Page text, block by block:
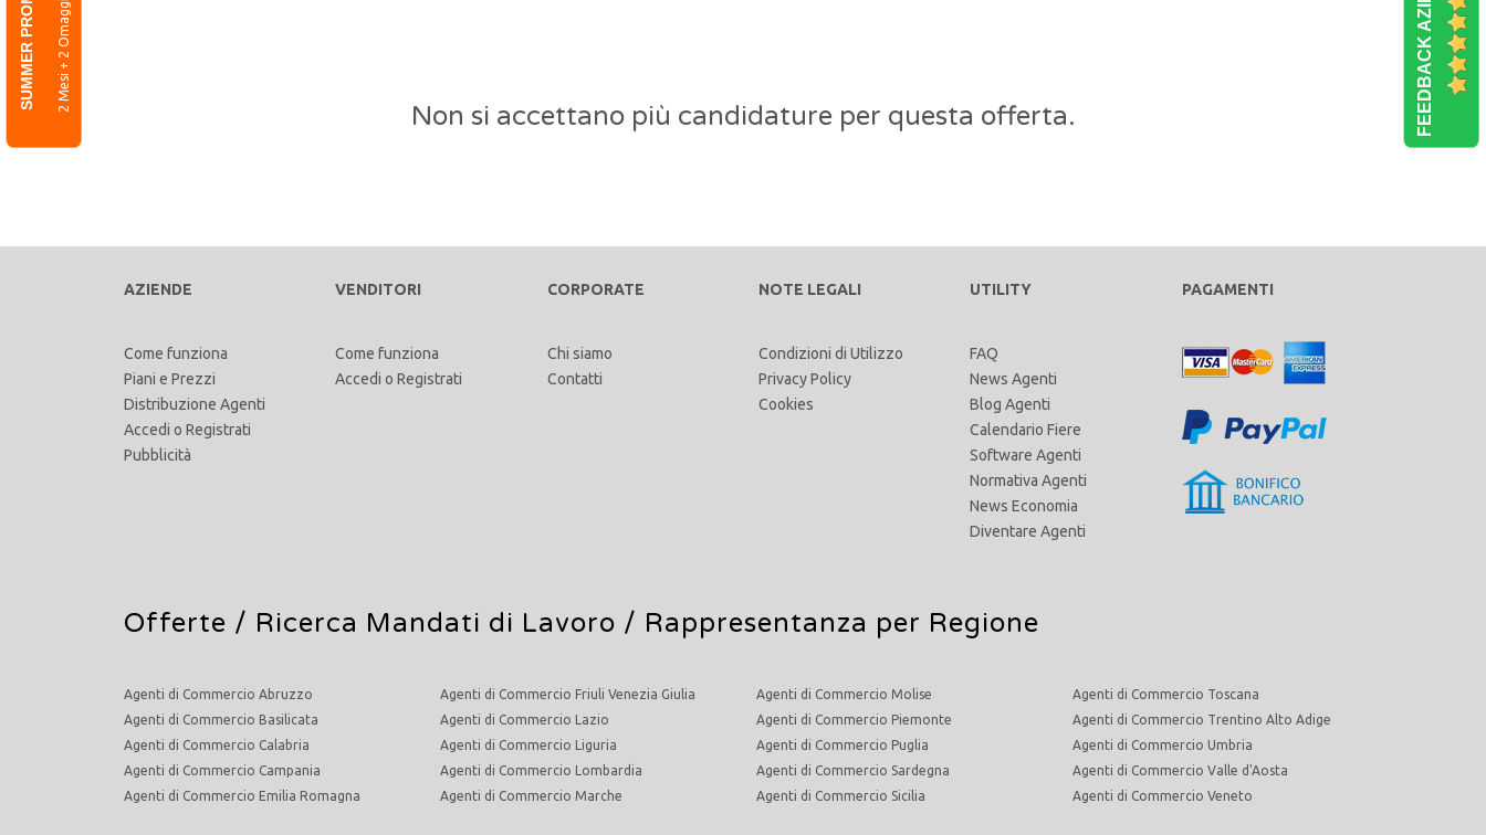
FEEDBACK AZIENDE
SUMMER PROMO 2 Mesi + 2 Omaggio
Non si accettano più candidature per questa offerta.
AZIENDE
Come funziona
Piani e Prezzi
Distribuzione Agenti
Accedi o Registrati
Pubblicità
VENDITORI
Come funziona
Accedi oRegistrati
CORPORATE
Chi siamo
Contatti
NOTE LEGALI
Condizioni di Utilizzo
Privacy Policy
Cookies
UTILITY
FAQ
News Agenti
Blog Agenti
Calendario Fiere
Software Agenti
Normativa Agenti
News Economia
Diventare Agenti
PAGAMENTI
Offerte / Ricerca Mandati di Lavoro / Rappresentanza per Regione
Agenti di Commercio Abruzzo
Agenti di Commercio Basilicata
Agenti di Commercio Calabria
Agenti di Commercio Campania
Agenti di Commercio Emilia Romagna
Agenti di Commercio Friuli Venezia Giulia
Agenti di Commercio Lazio
Agenti di Commercio Liguria
Agenti di Commercio Lombardia
Agenti di Commercio Marche
Agenti di Commercio Molise
Agenti di Commercio Piemonte
Agenti di Commercio Puglia
Agenti di Commercio Sardegna
Agenti di Commercio Sicilia
Agenti di Commercio Toscana
Agenti di Commercio Trentino Alto Adige
Agenti di Commercio Umbria
Agenti di Commercio Valle d'Aosta
Agenti di Commercio Veneto